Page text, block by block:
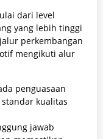
dari level
yang lebih tinggi
perkembangan
mengikuti alur
penguasaan
kualitas
jawab